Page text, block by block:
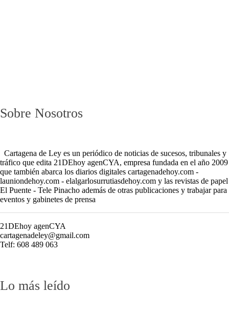
Sobre Nosotros
Cartagena de Ley es un periódico de noticias de sucesos, tribunales y
tráfico que edita 21DEhoy agenCYA, empresa fundada en el año 2009
que también abarca los diarios digitales cartagenadehoy.com -
launiondehoy.com - elalgarlosurrutiasdehoy.com y las revistas de papel
El Puente - Tele Pinacho además de otras publicaciones y trabajar para
eventos y gabinetes de prensa
21DEhoy agenCYA
cartagenadeley@gmail.com
Telf: 608 489 063
Lo más leído